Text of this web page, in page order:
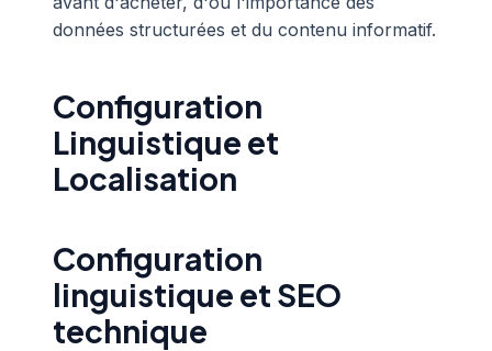
données structurées et du contenu informatif.
Configuration
Linguistique et
Localisation
Configuration
linguistique et SEO
technique